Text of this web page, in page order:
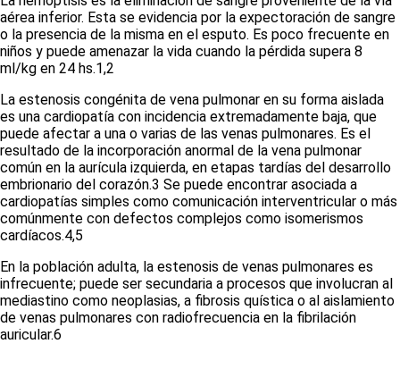
aérea inferior. Esta se evidencia por la expectoración de sangre
o la presencia de la misma en el esputo. Es poco frecuente en
niños y puede amenazar la vida cuando la pérdida supera 8
ml/kg en 24 hs.1,2
La estenosis congénita de vena pulmonar en su forma aislada
es una cardiopatía con incidencia extremadamente baja, que
puede afectar a una o varias de las venas pulmonares. Es el
resultado de la incorporación anormal de la vena pulmonar
común en la aurícula izquierda, en etapas tardías del desarrollo
embrionario del corazón.3 Se puede encontrar asociada a
cardiopatías simples como comunicación interventricular o más
comúnmente con defectos complejos como isomerismos
cardíacos.4,5
En la población adulta, la estenosis de venas pulmonares es
infrecuente; puede ser secundaria a procesos que involucran al
mediastino como neoplasias, a fibrosis quística o al aislamiento
de venas pulmonares con radiofrecuencia en la fibrilación
auricular.6